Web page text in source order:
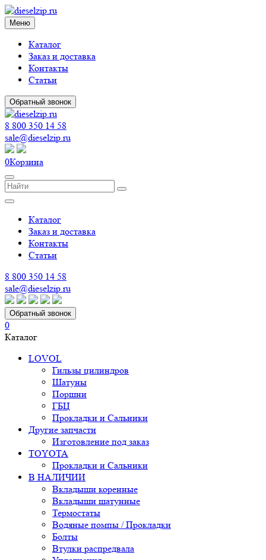
Меню
Каталог
Заказ и доставка
Контакты
Статьи
Обратный звонок
8 800 350 14 58
sale@dieselzip.ru
0Корзина
Каталог
Заказ и доставка
Контакты
Статьи
8 800 350 14 58
sale@dieselzip.ru
Обратный звонок
0
Каталог
LOVOL
Гильзы цилиндров
Шатуны
Поршни
ГБЦ
Прокладки и Сальники
Другие запчасти
Изготовление под заказ
TOYOTA
Прокладки и Сальники
В НАЛИЧИИ
Вкладыши коренные
Вкладыши шатунные
Термостаты
Водяные помпы / Прокладки
Болты
Втулки распредвала